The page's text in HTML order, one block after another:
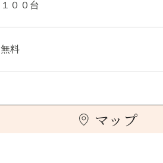
１００台
無料
マップ